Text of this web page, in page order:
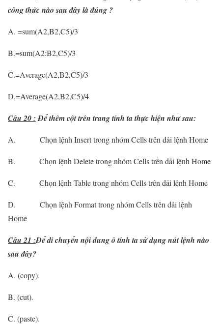
công thức nào sau đây là đúng ?
A. =sum(A2,B2,C5)/3
B.=sum(A2:B2,C5)/3
C.=Average(A2,B2,C5)/3
D.=Average(A2,B2,C5)/4
Câu 20 : Để thêm cột trên trang tính ta thực hiện như sau:
A. Chọn lệnh Insert trong nhóm Cells trên dải lệnh Home
B. Chọn lệnh Delete trong nhóm Cells trên dải lệnh Home
C. Chọn lệnh Table trong nhóm Cells trên dải lệnh Home
D. Chọn lệnh Format trong nhóm Cells trên dải lệnh
Home
Câu 21 :Để di chuyển nội dung ô tính ta sử dụng nút lệnh nào
sau đây?
A. (copy).
B. (cut).
C. (paste).